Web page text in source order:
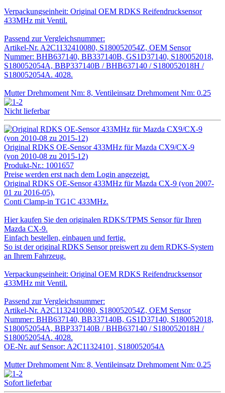
Verpackungseinheit: Original OEM RDKS Reifendrucksensor
433MHz mit Ventil.
Passend zur Vergleichsnummer:
Artikel-Nr. A2C1132410080, S180052054Z, OEM Sensor
Nummer: BHB637140, BB337140B, GS1D37140, S180052018,
S180052054A, BBP337140B / BHB637140 / S180052018H /
S180052054A. 4028.
Mutter Drehmoment Nm: 8, Ventileinsatz Drehmoment Nm: 0.25
Nicht lieferbar
Original RDKS OE-Sensor 433MHz für Mazda CX9/CX-9
(von 2010-08 zu 2015-12)
Produkt-Nr.: 1001657
Preise werden erst nach dem Login angezeigt.
Original RDKS OE-Sensor 433MHz für Mazda CX-9 (von 2007-
01 zu 2016-05),
Conti Clamp-in TG1C 433MHz.
Hier kaufen Sie den originalen RDKS/TPMS Sensor für Ihren
Mazda CX-9.
Einfach bestellen, einbauen und fertig.
So ist der original RDKS Sensor preiswert zu dem RDKS-System
an Ihrem Fahrzeug.
Verpackungseinheit: Original OEM RDKS Reifendrucksensor
433MHz mit Ventil.
Passend zur Vergleichsnummer:
Artikel-Nr. A2C1132410080, S180052054Z, OEM Sensor
Nummer: BHB637140, BB337140B, GS1D37140, S180052018,
S180052054A, BBP337140B / BHB637140 / S180052018H /
S180052054A. 4028.
OE-Nr. auf Sensor: A2C11324101, S180052054A
Mutter Drehmoment Nm: 8, Ventileinsatz Drehmoment Nm: 0.25
Sofort lieferbar